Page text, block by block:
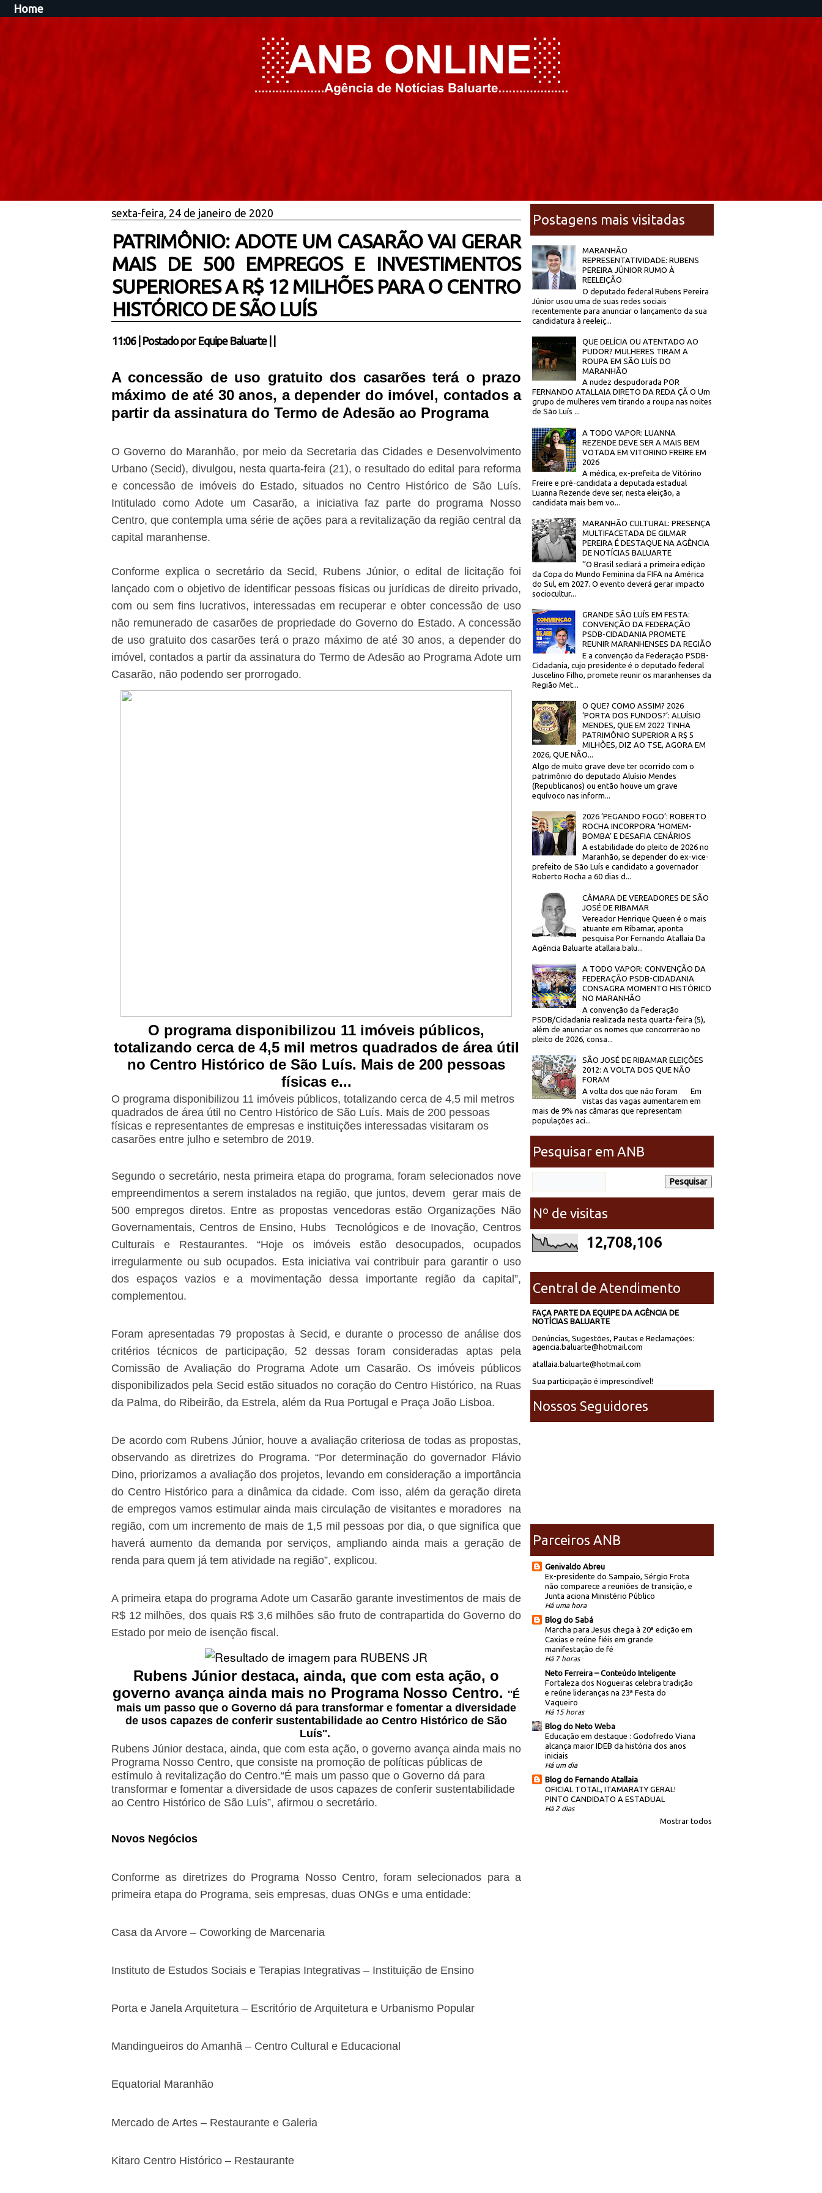
Home
sexta-feira, 24 de janeiro de 2020
PATRIMÔNIO: ADOTE UM CASARÃO VAI GERAR
MAIS DE 500 EMPREGOS E INVESTIMENTOS
SUPERIORES A R$ 12 MILHÕES PARA O CENTRO
HISTÓRICO DE SÃO LUÍS
11:06| Postado por Equipe Baluarte
A concessão de uso gratuito dos casarões terá o prazo
máximo de até 30 anos, a depender do imóvel, contados a
partir da assinatura do Termo de Adesão ao Programa
O Governo do Maranhão, por meio da Secretaria das Cidades e Desenvolvimento
Urbano (Secid), divulgou, nesta quarta-feira (21), o resultado do edital para reforma
e concessão de imóveis do Estado, situados no Centro Histórico de São Luís.
Intitulado como Adote um Casarão, a iniciativa faz parte do programa Nosso
Centro, que contempla uma série de ações para a revitalização da região central da
capital maranhense.
Conforme explica o secretário da Secid, Rubens Júnior, o edital de licitação foi
lançado com o objetivo de identificar pessoas físicas ou jurídicas de direito privado,
com ou sem fins lucrativos, interessadas em recuperar e obter concessão de uso
não remunerado de casarões de propriedade do Governo do Estado. A concessão
de uso gratuito dos casarões terá o prazo máximo de até 30 anos, a depender do
imóvel, contados a partir da assinatura do Termo de Adesão ao Programa Adote um
Casarão, não podendo ser prorrogado.
O programa disponibilizou 11 imóveis públicos,
totalizando cerca de 4,5 mil metros quadrados de área útil
no Centro Histórico de São Luís. Mais de 200 pessoas
físicas e...
O programa disponibilizou 11 imóveis públicos, totalizando cerca de 4,5 mil metros
quadrados de área útil no Centro Histórico de São Luís. Mais de 200 pessoas
físicas e representantes de empresas e instituições interessadas visitaram os
casarões entre julho e setembro de 2019.
Segundo o secretário, nesta primeira etapa do programa, foram selecionados nove
empreendimentos a serem instalados na região, que juntos, devem gerar mais de
500 empregos diretos. Entre as propostas vencedoras estão Organizações Não
Governamentais, Centros de Ensino, Hubs Tecnológicos e de Inovação, Centros
Culturais e Restaurantes. “Hoje os imóveis estão desocupados, ocupados
irregularmente ou sub ocupados. Esta iniciativa vai contribuir para garantir o uso
dos espaços vazios e a movimentação dessa importante região da capital”,
complementou.
Foram apresentadas 79 propostas à Secid, e durante o processo de análise dos
critérios técnicos de participação, 52 dessas foram consideradas aptas pela
Comissão de Avaliação do Programa Adote um Casarão. Os imóveis públicos
disponibilizados pela Secid estão situados no coração do Centro Histórico, na Ruas
da Palma, do Ribeirão, da Estrela, além da Rua Portugal e Praça João Lisboa.
De acordo com Rubens Júnior, houve a avaliação criteriosa de todas as propostas,
observando as diretrizes do Programa. “Por determinação do governador Flávio
Dino, priorizamos a avaliação dos projetos, levando em consideração a importância
do Centro Histórico para a dinâmica da cidade. Com isso, além da geração direta
de empregos vamos estimular ainda mais circulação de visitantes e moradores na
região, com um incremento de mais de 1,5 mil pessoas por dia, o que significa que
haverá aumento da demanda por serviços, ampliando ainda mais a geração de
renda para quem já tem atividade na região”, explicou.
A primeira etapa do programa Adote um Casarão garante investimentos de mais de
R$ 12 milhões, dos quais R$ 3,6 milhões são fruto de contrapartida do Governo do
Estado por meio de isenção fiscal.
Rubens Júnior destaca, ainda, que com esta ação, o
governo avança ainda mais no Programa Nosso Centro. ''É
mais um passo que o Governo dá para transformar e fomentar a diversidade
de usos capazes de conferir sustentabilidade ao Centro Histórico de São
Luís''.
Rubens Júnior destaca, ainda, que com esta ação, o governo avança ainda mais no
Programa Nosso Centro, que consiste na promoção de políticas públicas de
estímulo à revitalização do Centro.“É mais um passo que o Governo dá para
transformar e fomentar a diversidade de usos capazes de conferir sustentabilidade
ao Centro Histórico de São Luís”, afirmou o secretário.
Novos Negócios
Conforme as diretrizes do Programa Nosso Centro, foram selecionados para a
primeira etapa do Programa, seis empresas, duas ONGs e uma entidade:
Casa da Arvore – Coworking de Marcenaria
Instituto de Estudos Sociais e Terapias Integrativas – Instituição de Ensino
Porta e Janela Arquitetura – Escritório de Arquitetura e Urbanismo Popular
Mandingueiros do Amanhã – Centro Cultural e Educacional
Equatorial Maranhão
Mercado de Artes – Restaurante e Galeria
Kitaro Centro Histórico – Restaurante
Postagens mais visitadas
MARANHÃO
REPRESENTATIVIDADE: RUBENS
PEREIRA JÚNIOR RUMO À
REELEIÇÃO
O deputado federal Rubens Pereira
Júnior usou uma de suas redes sociais
recentemente para anunciar o lançamento da sua
candidatura à reeleiç...
QUE DELÍCIA OU ATENTADO AO
PUDOR? MULHERES TIRAM A
ROUPA EM SÃO LUÍS DO
MARANHÃO
A nudez despudorada POR
FERNANDO ATALLAIA DIRETO DA REDA ÇÃ O Um
grupo de mulheres vem tirando a roupa nas noites
de São Luís ...
A TODO VAPOR: LUANNA
REZENDE DEVE SER A MAIS BEM
VOTADA EM VITORINO FREIRE EM
2026
A médica, ex-prefeita de Vitórino
Freire e pré-candidata a deputada estadual
Luanna Rezende deve ser, nesta eleição, a
candidata mais bem vo...
MARANHÃO CULTURAL: PRESENÇA
MULTIFACETADA DE GILMAR
PEREIRA É DESTAQUE NA AGÊNCIA
DE NOTÍCIAS BALUARTE
‘’O Brasil sediará a primeira edição
da Copa do Mundo Feminina da FIFA na América
do Sul, em 2027. O evento deverá gerar impacto
sociocultur...
GRANDE SÃO LUÍS EM FESTA:
CONVENÇÃO DA FEDERAÇÃO
PSDB-CIDADANIA PROMETE
REUNIR MARANHENSES DA REGIÃO
E a convenção da Federação PSDB-
Cidadania, cujo presidente é o deputado federal
Juscelino Filho, promete reunir os maranhenses da
Região Met...
O QUE? COMO ASSIM? 2026
‘PORTA DOS FUNDOS?’: ALUÍSIO
MENDES, QUE EM 2022 TINHA
PATRIMÔNIO SUPERIOR A R$ 5
MILHÕES, DIZ AO TSE, AGORA EM
2026, QUE NÃO...
Algo de muito grave deve ter ocorrido com o
patrimônio do deputado Aluísio Mendes
(Republicanos) ou então houve um grave
equívoco nas inform...
2026 ‘PEGANDO FOGO’: ROBERTO
ROCHA INCORPORA ‘HOMEM-
BOMBA’ E DESAFIA CENÁRIOS
A estabilidade do pleito de 2026 no
Maranhão, se depender do ex-vice-
prefeito de São Luís e candidato a governador
Roberto Rocha a 60 dias d...
CÂMARA DE VEREADORES DE SÃO
JOSÉ DE RIBAMAR
Vereador Henrique Queen é o mais
atuante em Ribamar, aponta
pesquisa Por Fernando Atallaia Da
Agência Baluarte atallaia.balu...
A TODO VAPOR: CONVENÇÃO DA
FEDERAÇÃO PSDB-CIDADANIA
CONSAGRA MOMENTO HISTÓRICO
NO MARANHÃO
A convenção da Federação
PSDB/Cidadania realizada nesta quarta-feira (5),
além de anunciar os nomes que concorrerão no
pleito de 2026, consa...
SÃO JOSÉ DE RIBAMAR ELEIÇÕES
2012: A VOLTA DOS QUE NÃO
FORAM
A volta dos que não foram Em
vistas das vagas aumentarem em
mais de 9% nas câmaras que representam
populações aci...
Pesquisar em ANB
Nº de visitas
12,708,106
Central de Atendimento
FAÇA PARTE DA EQUIPE DA AGÊNCIA DE
NOTÍCIAS BALUARTE
Denúncias, Sugestões, Pautas e Reclamações:
agencia.baluarte@hotmail.com
atallaia.baluarte@hotmail.com
Sua participação é imprescindível!
Nossos Seguidores
Parceiros ANB
Genivaldo Abreu
Ex-presidente do Sampaio, Sérgio Frota
não comparece a reuniões de transição, e
Junta aciona Ministério Público
Há uma hora
Blog do Sabá
Marcha para Jesus chega à 20ª edição em
Caxias e reúne fiéis em grande
manifestação de fé
Há 7 horas
Neto Ferreira – Conteúdo Inteligente
Fortaleza dos Nogueiras celebra tradição
e reúne lideranças na 23ª Festa do
Vaqueiro
Há 15 horas
Blog do Neto Weba
Educação em destaque : Godofredo Viana
alcança maior IDEB da história dos anos
iniciais
Há um dia
Blog do Fernando Atallaia
OFICIAL TOTAL, ITAMARATY GERAL!
PINTO CANDIDATO A ESTADUAL
Há 2 dias
Mostrar todos